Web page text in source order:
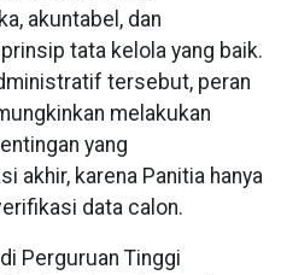
akuntabel, dan
tata kelola yang baik.
tersebut, peran
melakukan
yang
akhir, karena Panitia hanya
data calon.
Perguruan Tinggi